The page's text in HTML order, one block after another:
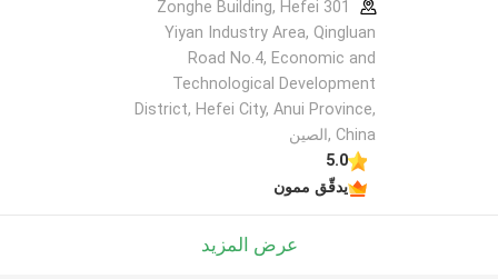
301 Zonghe Building, Hefei
Yiyan Industry Area, Qingluan
Road No.4, Economic and
Technological Development
District, Hefei City, Anui Province,
China ,الصين
5.0
يدقّق ممون
عرض المزيد